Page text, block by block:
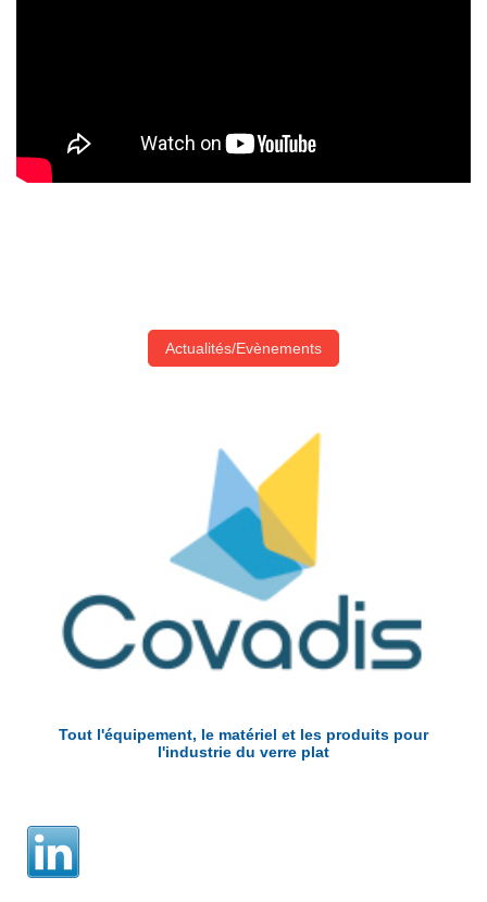
Actualités/Evènements
Tout l'équipement, le matériel et les produits pour
l'industrie du verre plat